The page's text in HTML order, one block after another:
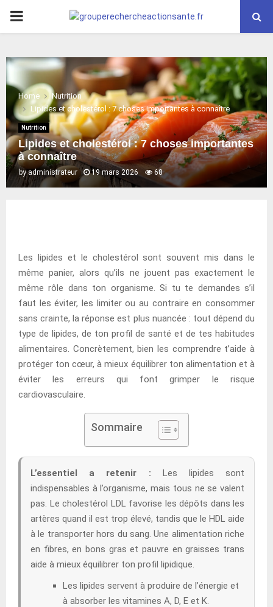
PRIMARY
Home
Nutrition
Lipides et cholestérol : 7 choses importantes à connaître
Nutrition
Lipides et cholestérol : 7 choses importantes
à connaître
byadministrateur 19 mars 2026 68
Les lipides et le cholestérol sont souvent mis dans le
même panier, alors qu’ils ne jouent pas exactement le
même rôle dans ton organisme. Si tu te demandes s’il
faut les éviter, les limiter ou au contraire en consommer
sans crainte, la réponse est plus nuancée : tout dépend du
type de lipides, de ton profil de santé et de tes habitudes
alimentaires. Concrètement, bien les comprendre t’aide à
protéger ton cœur, à mieux équilibrer ton alimentation et à
éviter les erreurs qui font grimper le risque
cardiovasculaire.
Sommaire
L’essentiel a retenir : Les lipides sont
indispensables à l’organisme, mais tous ne se valent
pas. Le cholestérol LDL favorise les dépôts dans les
artères quand il est trop élevé, tandis que le HDL aide
à le transporter hors du sang. Une alimentation riche
en fibres, en bons gras et pauvre en graisses trans
aide à mieux équilibrer ton profil lipidique.
Les lipides servent à produire de l’énergie et
à absorber les vitamines A, D, E et K.